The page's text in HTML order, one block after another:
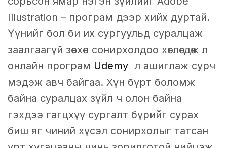
Illustration – програм дээр хийх дуртай.
Үүнийг бол би их сургуульд суралцаж
заалгаагүй зөвхөн сонирхолдоо хөтлөгдөж л
онлайн програм Udemy л ашиглаж сурч
мэдэж авч байгаа. Хүн бүрт боломж
байна суралцах зүйл ч олон байна
гэхдээ гагцхүү сургалт бүрийг сурах
биш яг чиний хүсэл сонирхолыг татсан